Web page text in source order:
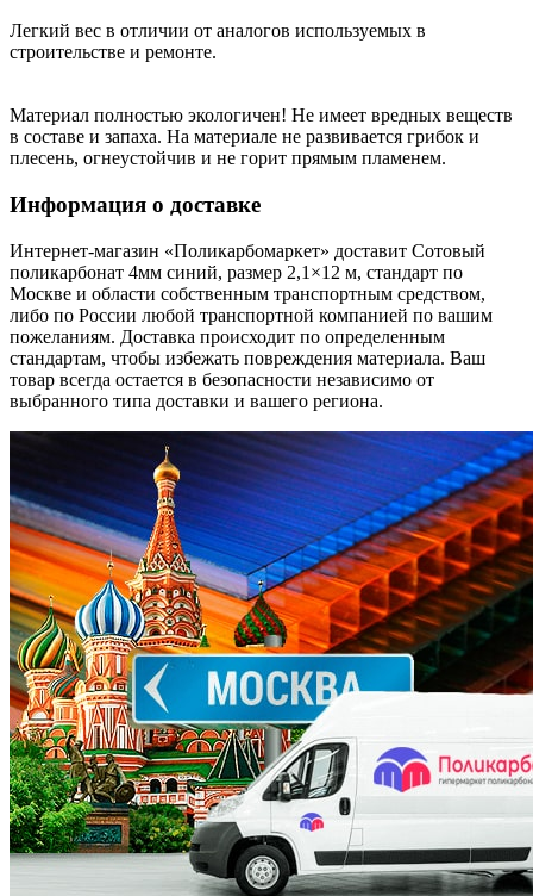
Легкий вес в отличии от аналогов используемых в
строительстве и ремонте.
Материал полностью экологичен! Не имеет вредных веществ
в составе и запаха. На материале не развивается грибок и
плесень, огнеустойчив и не горит прямым пламенем.
Информация о доставке
Интернет-магазин «Поликарбомаркет» доставит Сотовый
поликарбонат 4мм синий, размер 2,1×12 м, стандарт по
Москве и области собственным транспортным средством,
либо по России любой транспортной компанией по вашим
пожеланиям. Доставка происходит по определенным
стандартам, чтобы избежать повреждения материала. Ваш
товар всегда остается в безопасности независимо от
выбранного типа доставки и вашего региона.